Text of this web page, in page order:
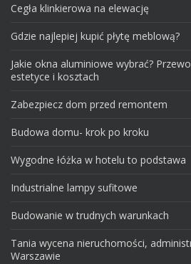
Cegła klinkierowa na elewację
Gdzie najlepiej kupić płytę meblową?
Jakie okna aluminiowe wybrać?
estetyce i kosztach
Zabezpiecz dom przed remontem
Budowa domu- krok po kroku
Wygodne łóżka w hotelu to podstawa
Industrialne lampy sufitowe
Budowanie w trudnych warunkach
Tania wycena nieruchomości,
Warszawie